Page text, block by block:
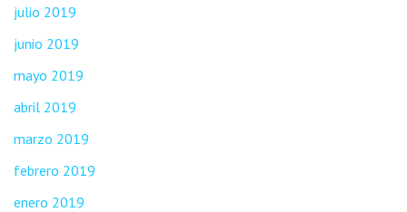
julio 2019
junio 2019
mayo 2019
abril 2019
marzo 2019
febrero 2019
enero 2019